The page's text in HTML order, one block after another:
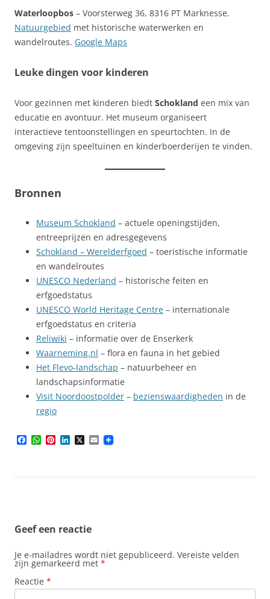
Waterloopbos – Voorsterweg 36, 8316 PT Marknesse.
Natuurgebied met historische waterwerken en
wandelroutes. Google Maps
Leuke dingen voor kinderen
Voor gezinnen met kinderen biedt Schokland een mix van
educatie en avontuur. Het museum organiseert
interactieve tentoonstellingen en speurtochten. In de
omgeving zijn speeltuinen en kinderboerderijen te vinden.
Bronnen
Museum Schokland – actuele openingstijden,
entreeprijzen en adresgegevens
Schokland – Werelderfgoed – toeristische informatie
en wandelroutes
UNESCO Nederland – historische feiten en
erfgoedstatus
UNESCO World Heritage Centre – internationale
erfgoedstatus en criteria
Reliwiki – informatie over de Enserkerk
Waarneming.nl – flora en fauna in het gebied
Het Flevo‑landschap – natuurbeheer en
landschapsinformatie
Visit Noordoostpolder – bezienswaardigheden in de
regio
W P X E
m
Geef een reactie
Je e-mailadres wordt niet gepubliceerd. Vereiste velden
zijn gemarkeerd met *
Reactie *